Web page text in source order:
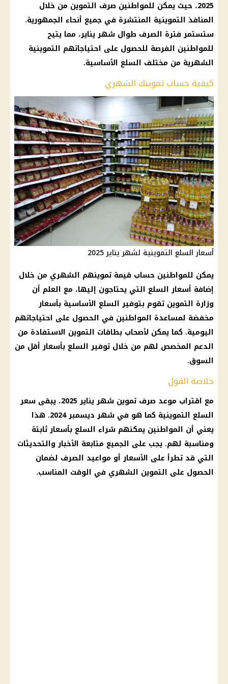
2025، حيث يمكن للمواطنين صرف التموين من خلال
المنافذ التموينية المنتشرة في جميع أنحاء الجمهورية.
ستستمر فترة الصرف طوال شهر يناير، مما يتيح
للمواطنين الفرصة للحصول على احتياجاتهم التموينية
الشهرية من مختلف السلع الأساسية.
كيفية حساب تموينك الشهري
أسعار السلع التموينية لشهر يناير 2025
يمكن للمواطنين حساب قيمة تموينهم الشهري من خلال
إضافة أسعار السلع التي يحتاجون إليها، مع العلم أن
وزارة التموين تقوم بتوفيرالسلع الأساسية بأسعار
مخفضة لمساعدة المواطنين في الحصول على احتياجاتهم
اليومية. كما يمكن لأصحاب بطاقات التموين الاستفادة من
الدعم المخصص لهم من خلال توفير السلع بأسعار أقل من
السوق.
خلاصة القول
مع اقتراب موعد صرف تموين شهريناير 2025
، يبقى سعر
السلع التموينية كما هو في شهرديسمبر 2024
. هذا
يعني أن المواطنين يمكنهم شراء السلع بأسعار ثابتة
ومناسبة لهم. يجب على الجميع متابعة الأخباروالتحديثات
التي قد تطرأ على الأسعارأو مواعيد الصرف لضمان
الحصول على التموين الشهري في الوقت المناسب.